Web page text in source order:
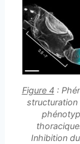
Figure 4:
structuration
Inhibition